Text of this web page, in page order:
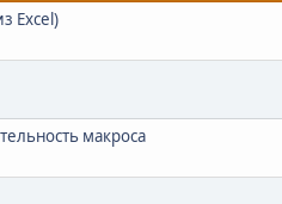
Excel)
макроса